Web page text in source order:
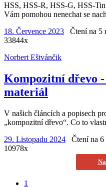
HSS, HSS-R, HSS-G, HSS-
Vám pomohou nenechat se
18. Července 2023
Čtení na 5
33844x
Norbert Eštvánčik
Kompozitní dřevo
materiál
V našich článcích a popisech
„kompozitní dřevo“. Co to
29. Listopadu 2024
Čtení na
10978x
1